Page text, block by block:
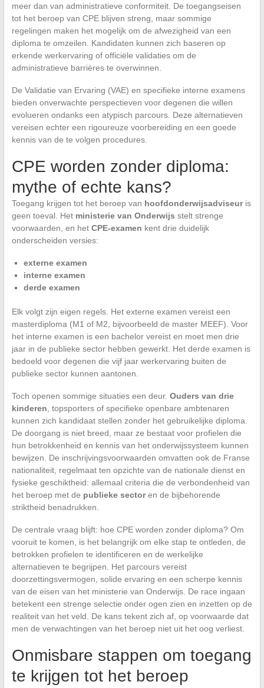
meer dan van administratieve conformiteit. De toegangseisen
tot het beroep van CPE blijven streng, maar sommige
regelingen maken het mogelijk om de afwezigheid van een
diploma te omzeilen. Kandidaten kunnen zich baseren op
erkende werkervaring of officiële validaties om de
administratieve barrières te overwinnen.
De Validatie van Ervaring (VAE) en specifieke interne examens
bieden onverwachte perspectieven voor degenen die willen
evolueren ondanks een atypisch parcours. Deze alternatieven
vereisen echter een rigoureuze voorbereiding en een goede
kennis van de te volgen procedures.
CPE worden zonder diploma:
mythe of echte kans?
Toegang krijgen tot het beroep van hoofdonderwijsadviseuris
geen toeval. Het ministerie van Onderwijs stelt strenge
voorwaarden, en het CPE-examen kent drie duidelijk
onderscheiden versies:
externe examen
interne examen
derde examen
Elk volgt zijn eigen regels. Het externe examen vereist een
masterdiploma (M1 of M2, bijvoorbeeld de master MEEF). Voor
het interne examen is een bachelor vereist en moet men drie
jaar in de publieke sector hebben gewerkt. Het derde examen is
bedoeld voor degenen die vijf jaar werkervaring buiten de
publieke sector kunnen aantonen.
Toch openen sommige situaties een deur. Ouders van drie
kinderen , topsporters of specifieke openbare ambtenaren
kunnen zich kandidaat stellen zonder het gebruikelijke diploma.
De doorgang is niet breed, maar ze bestaat voor profielen die
hun betrokkenheid en kennis van het onderwijssysteem kunnen
bewijzen. De inschrijvingsvoorwaarden omvatten ook de Franse
nationaliteit, regelmaat ten opzichte van de nationale dienst en
fysieke geschiktheid: allemaal criteria die de verbondenheid van
het beroep met de publieke sectoren de bijbehorende
striktheid benadrukken.
De centrale vraag blijft: hoe CPE worden zonder diploma? Om
vooruit te komen, is het belangrijk om elke stap te ontleden, de
betrokken profielen te identificeren en de werkelijke
alternatieven te begrijpen. Het parcours vereist
doorzettingsvermogen, solide ervaring en een scherpe kennis
van de eisen van het ministerie van Onderwijs. De race ingaan
betekent een strenge selectie onder ogen zien en inzetten op de
realiteit van het veld. De kans tekent zich af, op voorwaarde dat
men de verwachtingen van het beroep niet uit het oog verliest.
Onmisbare stappen om toegang
te krijgen tot het beroep